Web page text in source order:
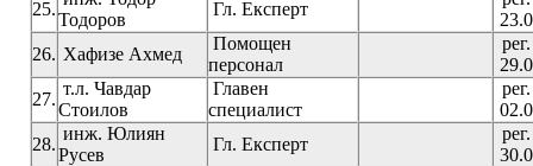
25.
Тодоров
Гл. Експерт
26. Хафизе Ахмед
Помощен
персонал
27.
т.л. Чавдар
Стоилов
Главен
специалист
28.
инж. Юлиян
Русев
Гл. Експерт